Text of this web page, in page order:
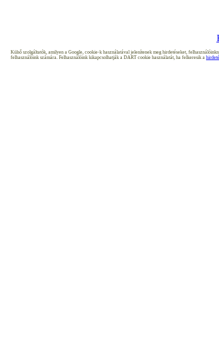
Külső szolgáltatók, amilyen a Google, cookie-k használatával jelenítenek meg hirdetéseket,
felhasználóink számára. Felhasználóink kikapcsolhatják a DART cookie használatát, ha felkeresik a